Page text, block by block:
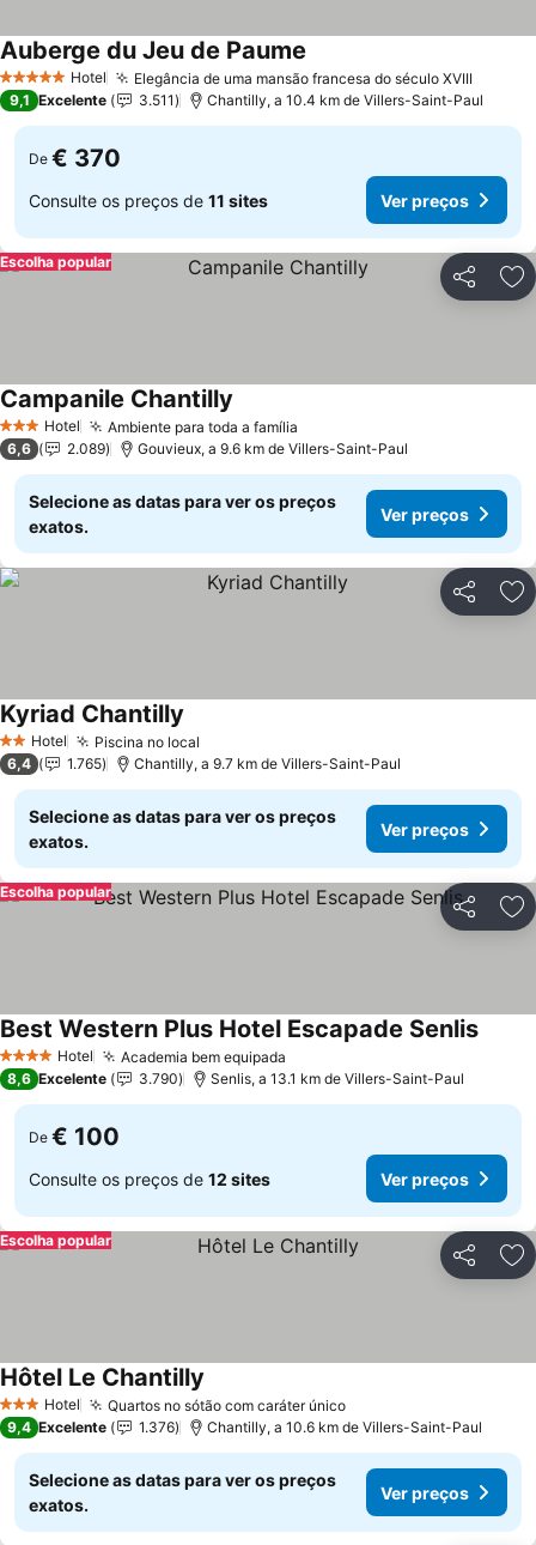
5 Estrelas Hotel Elegância de uma mansão francesa do século XVIII
Auberge du Jeu de Paume
9,1 Excelente 3.511 Chantilly, a 10.4 km de Villers-Saint-Paul
De € 370
Consulte os preços de 11 sites Ver preços
Partilhar
Escolha popular
3 EstrelasHotel Ambiente para toda a família
Campanile Chantilly
6,6 2.089 Gouvieux, a 9.6 km de Villers-Saint-Paul
Selecione as datas para ver os preços
exatos.
Ver preços
Partilhar
2 Estrelas
Hotel Piscina no local
Kyriad Chantilly
6,4 1.765 Chantilly, a 9.7 km de Villers-Saint-Paul
Selecione as datas para ver os preços
exatos.
Ver preços
Partilhar
Escolha popular
4 EstrelasHotel Academia bem equipada
Best Western Plus Hotel Escapade Senlis
8,6 Excelente 3.790 Senlis, a 13.1 km de Villers-Saint-Paul
De € 100
Consulte os preços de 12 sites Ver preços
Partilhar
Escolha popular
3 EstrelasHotel Quartos no sótão com caráter único
Hôtel Le Chantilly
9,4 Excelente 1.376 Chantilly, a 10.6 km de Villers-Saint-Paul
Selecione as datas para ver os preços
exatos.
Ver preços